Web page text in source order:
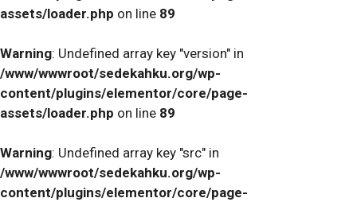
assets/loader.php on line 89
Warning: Undefined array key "version" in
/www/wwwroot/sedekahku.org/wp-
content/plugins/elementor/core/page-
assets/loader.php on line 89
Warning: Undefined array key "src" in
/www/wwwroot/sedekahku.org/wp-
content/plugins/elementor/core/page-